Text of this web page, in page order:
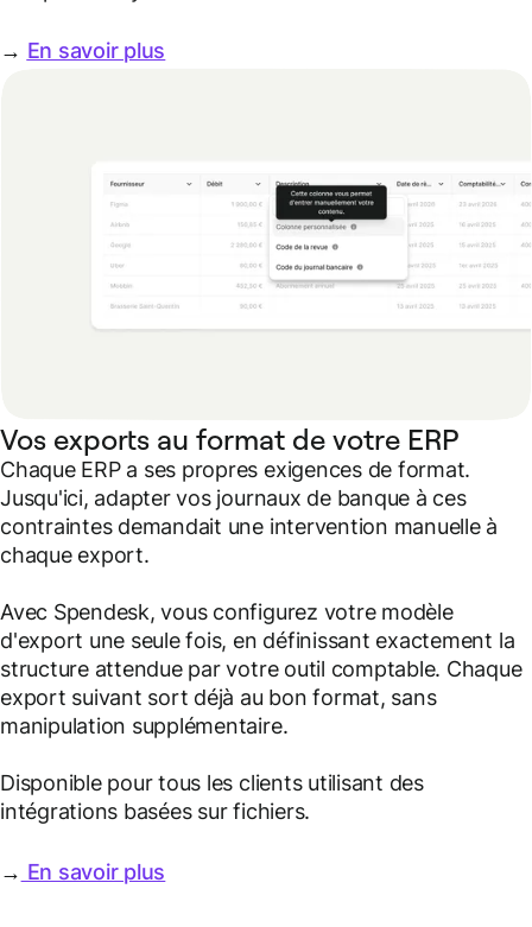
→ En savoir plus
Vos exports au format de votre ERP
Chaque ERP a ses propres exigences de format.
Jusqu'ici, adapter vos journaux de banque à ces
contraintes demandait une intervention manuelle à
chaque export.
Avec Spendesk, vous configurez votre modèle
d'export une seule fois, en définissant exactement la
structure attendue par votre outil comptable. Chaque
export suivant sort déjà au bon format, sans
manipulation supplémentaire.
Disponible pour tous les clients utilisant des
intégrations basées sur fichiers.
→ En savoir plus